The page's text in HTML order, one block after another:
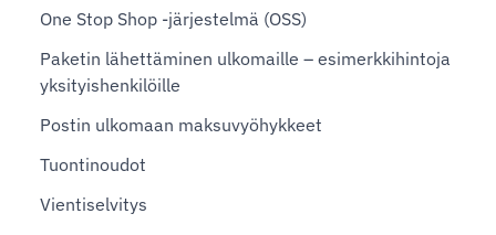
One Stop Shop -järjestelmä (OSS)
Paketin lähettäminen ulkomaille – esimerkkihintoja
yksityishenkilöille
Postin ulkomaan maksuvyöhykkeet
Tuontinoudot
Vientiselvitys